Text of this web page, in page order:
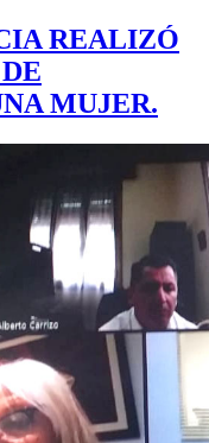
REALIZÓ
MUJER.